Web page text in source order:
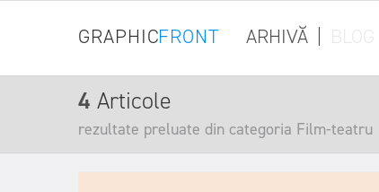
GRAPHICFRONT ARHIVĂ
4 Articole
rezultate preluate din categoria Film-teatru